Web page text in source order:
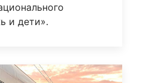
и дети».